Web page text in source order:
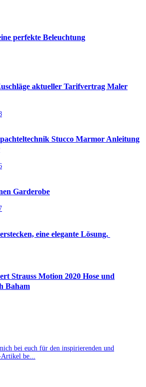
perfekte Beleuchtung
aktueller Tarifvertrag Maler
Stucco Marmor Anleitung
Garderobe
eine elegante Lösung.
Strauss Motion 2020 Hose und
Baham
bei euch für den inspirierenden und
be...